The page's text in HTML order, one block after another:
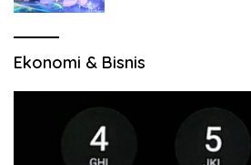
Ekonomi & Bisnis